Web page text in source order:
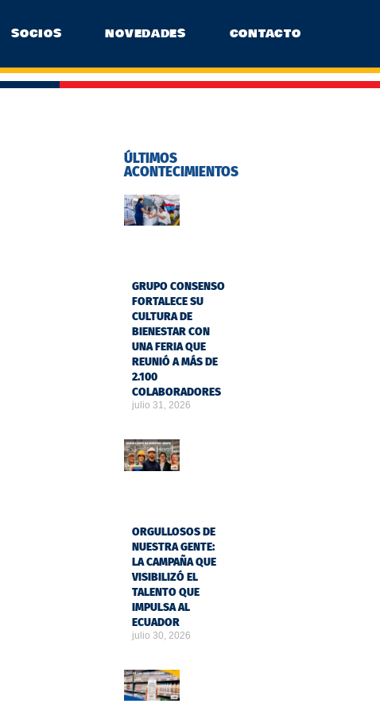
SOCIOS NOVEDADES CONTACTO
ÚLTIMOS
ACONTECIMIENTOS
GRUPO CONSENSO
FORTALECE SU
CULTURA DE
BIENESTAR CON
UNA FERIA QUE
REUNIÓ A MÁS DE
2.100
COLABORADORES
julio 31, 2026
ORGULLOSOS DE
NUESTRA GENTE:
LA CAMPAÑA QUE
VISIBILIZÓ EL
TALENTO QUE
IMPULSA AL
ECUADOR
julio 30, 2026